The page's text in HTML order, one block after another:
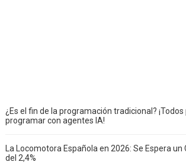
¿Es el fin de la programación tradicional?
programar con agentes IA!
La Locomotora Española en 2026: Se Espera
del 2,4%